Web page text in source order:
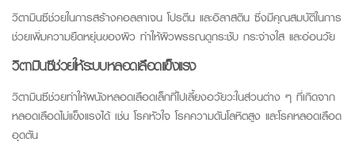
วิตามินซีช่วยในการสร้างคอลลาเจน โปรตีน และอิลาสติน ซึ่งมีคุณสมบัติในการ
ช่วยเพิ่มความยืดหยุ่นของผิว ทำให้ผิวพรรณดูกระชับ กระจ่างใส และอ่อนวัย
วิตามินซีช่วยให้ระบบหลอดเลือดแข็งแรง
วิตามินซีช่วยทำให้ผนังหลอดเลือดเล็กที่ไปเลี้ยงอวัยวะในส่วนต่าง ๆ ที่เกิดจาก
หลอดเลือดไม่แข็งแรงได้ เช่น โรคหัวใจ โรคความดันโลหิตสูง และโรคหลอดเลือด
อุดตัน